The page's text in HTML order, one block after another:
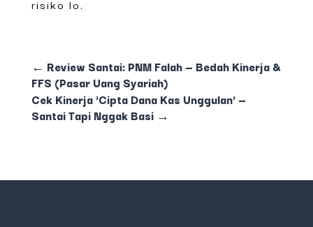
risiko lo.
← Review Santai: PNM Falah — Bedah Kinerja &
FFS (Pasar Uang Syariah)
Cek Kinerja 'Cipta Dana Kas Unggulan' —
Santai Tapi Nggak Basi→